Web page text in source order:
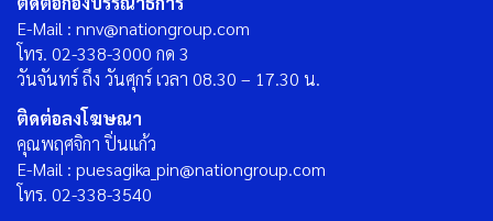
E-Mail : nnv@nationgroup.com
โทร. 02-338-3000 กด 3
วันจันทร์ ถึง วันศุกร์ เวลา 08.30 – 17.30 น.
ติดต่อลงโฆษณา
คุณพฤศจิกา ปิ่นแก้ว
E-Mail : puesagika_pin@nationgroup.com
โทร. 02-338-3540